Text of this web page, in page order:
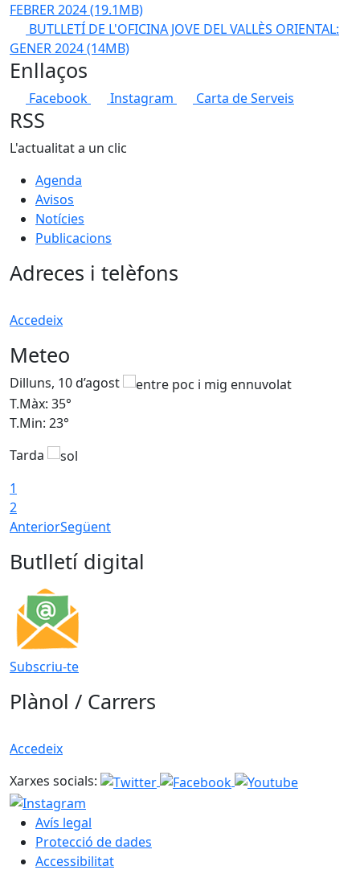
FEBRER 2024(19.1MB)
BUTLLETÍ DE L'OFICINA JOVE DEL VALLÈS ORIENTAL:
GENER 2024(14MB)
Enllaços
Facebook Instagram Carta de Serveis
RSS
L'actualitat a un clic
Agenda
Avisos
Notícies
Publicacions
Adreces i telèfons
Accedeix
Meteo
Dilluns, 10 d’agost
T.Màx: 35°
T.Min: 23°
Tarda
1
2
AnteriorSegüent
Butlletí digital
Subscriu-te
Plànol / Carrers
Accedeix
Xarxes socials:
Avís legal
Protecció de dades
Accessibilitat